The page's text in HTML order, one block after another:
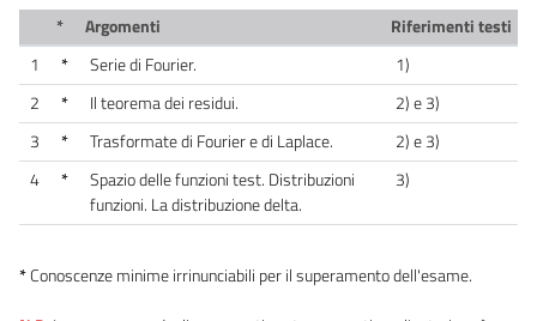
* Argomenti
Riferimenti testi
1
* Serie di Fourier.
1)
2
* Il teorema dei residui.
2) e 3)
3
* Trasformate di Fourier e di Laplace.
2) e 3)
4
*
Spazio delle funzioni test. Distribuzioni
funzioni. La distribuzione delta.
3)
*Conoscenze minime irrinunciabili per il superamento dell'esame.